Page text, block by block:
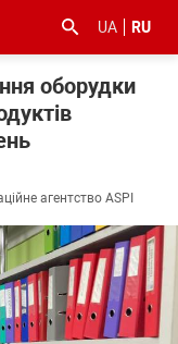
UA RU
оборудки
агентство ASPI
#коронавірус